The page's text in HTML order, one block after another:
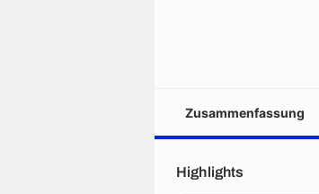
Zusammenfassung
Highlights